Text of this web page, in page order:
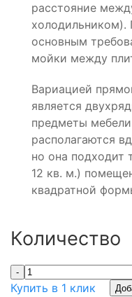
расстояние
холодильником).
основным
мойки между
Вариацией
является
предметы мебели
располагаются
но она подходит
12 кв. м.)
квадратной
Количество
-
Купить в 1 клик